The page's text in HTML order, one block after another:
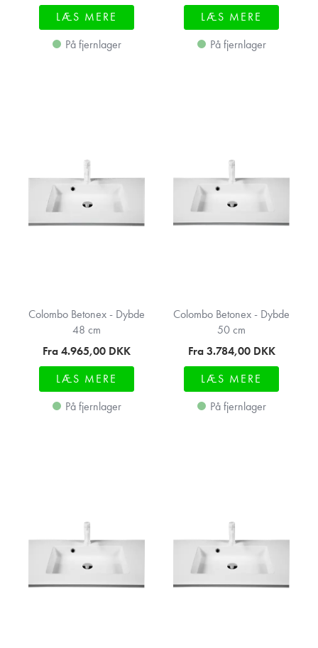
LÆS MERE
På fjernlager
LÆS MERE
På fjernlager
Colombo Betonex - Dybde
48 cm
Fra 4.965,00 DKK
LÆS MERE
På fjernlager
Colombo Betonex - Dybde
50 cm
Fra 3.784,00 DKK
LÆS MERE
På fjernlager